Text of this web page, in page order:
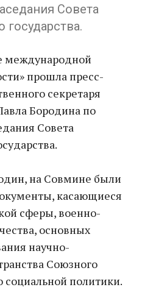
Совета
международной
прошла пресс-
секретаря
Бородина по
Совета
на Совмине были
касающиеся
сферы, военно-
основных
научно-
Союзного
социальной политики.